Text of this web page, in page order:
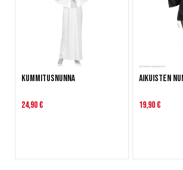
Kummitusnunna
24,90 €
Aikuisten
19,90 €